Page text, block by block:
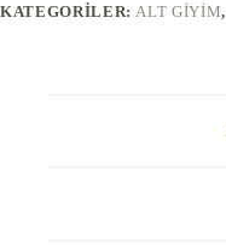
KATEGORILER: ALT GIYIM,